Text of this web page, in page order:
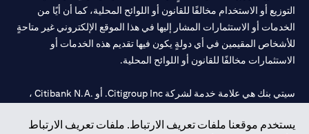
يستخدم موقعنا ملفات تعريف الارتباط. ملفات تعريف الارتباط
التوزيع أو الاستخدام مخالفًا للقانون أو اللوائح المحلية، كما أن أيًا من
الخدمات أو الاستثمارات المشار إليها في هذا الموقع الإلكتروني غير متاحةٍ
للأشخاص المقيمين في أي دولةٍ يكون فيها تقديم هذه الخدمات أو
الاستثمارات مخالفًا للقانون أو اللوائح المحلية.
سيتي بنك هي علامة خدمة لشركة Citigroup Inc. أو .Citibank N.A ،